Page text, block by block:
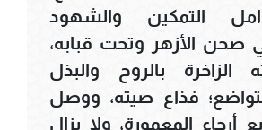
التمكين والشهود
صحن الأزهر وتحت قبابه،
الزاخرة بالروح والبذل
فذاع صيته، ووصل
أرجاء المعمورة، ولا يزال